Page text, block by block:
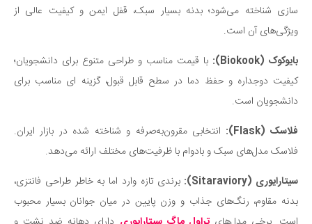
سازی شناخته می‌شود؛ بدنه بسیار سبک، قفل ایمن و کیفیت عالی از
ویژگی‌های آن است.
بایوکوک (Biokook
): با قیمت مناسب و طراحی متنوع برای دانشجویان؛
کیفیت دوجداره و حفظ دما در سطح قابل قبول، گزینه ای مناسب برای
دانشجویان است.
فلاسک (Flask
): انتخابی مقرون‌به‌صرفه و شناخته شده در بازار ایران.
فلاسک مدل‌های سبک و بادوام با ظرفیت‌های مختلف ارائه می‌دهد.
سیتارایوری (Sitaraviory
): برندی تازه وارد اما به خاطر طراحی فانتزی،
بدنه مقاوم، رنگ‌های جذاب و وزن پایین در میان جوانان بسیار محبوب